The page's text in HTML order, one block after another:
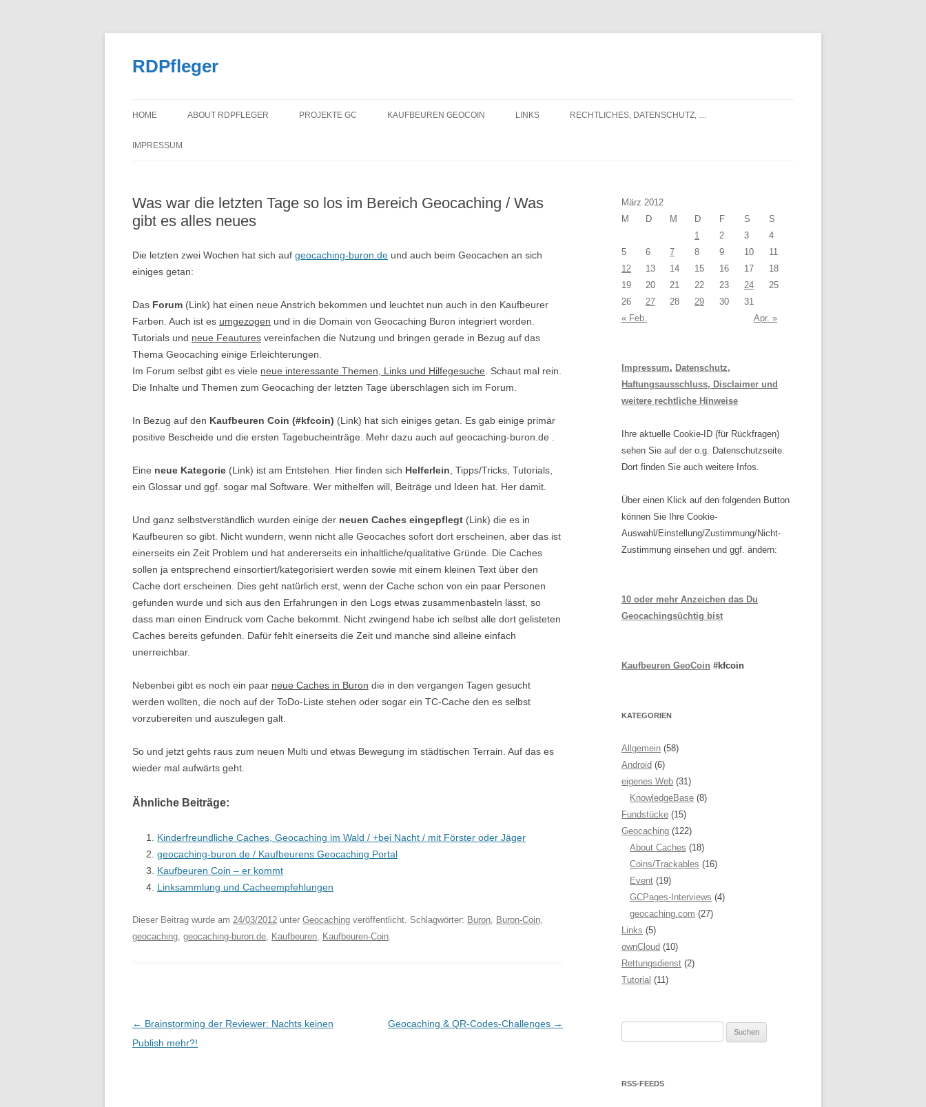
RDPfleger
HOME ABOUT RDPFLEGER PROJEKTE GC KAUFBEUREN GEOCOIN LINKS RECHTLICHES, DATENSCHUTZ, …
IMPRESSUM
Was war die letzten Tage so los im Bereich Geocaching / Was
gibt es alles neues
Die letzten zwei Wochen hat sich auf geocaching-buron.de und auch beim Geocachen an sich
einiges getan:
Das Forum (Link) hat einen neue Anstrich bekommen und leuchtet nun auch in den Kaufbeurer
Farben. Auch ist es umgezogen und in die Domain von Geocaching Buron integriert worden.
Tutorials und neue Feautures vereinfachen die Nutzung und bringen gerade in Bezug auf das
Thema Geocaching einige Erleichterungen.
Im Forum selbst gibt es viele neue interessante Themen, Links und Hilfegesuche . Schaut mal rein.
Die Inhalte und Themen zum Geocaching der letzten Tage überschlagen sich im Forum.
In Bezug auf den Kaufbeuren Coin (#kfcoin) (Link) hat sich einiges getan. Es gab einige primär
positive Bescheide und die ersten Tagebucheinträge. Mehr dazu auch auf geocaching-buron.de .
Eine neue Kategorie (Link) ist am Entstehen. Hier finden sich Helferlein , Tipps/Tricks, Tutorials,
ein Glossar und ggf. sogar mal Software. Wer mithelfen will, Beiträge und Ideen hat. Her damit.
Und ganz selbstverständlich wurden einige der neuen Caches eingepflegt (Link) die es in
Kaufbeuren so gibt. Nicht wundern, wenn nicht alle Geocaches sofort dort erscheinen, aber das ist
einerseits ein Zeit Problem und hat andererseits ein inhaltliche/qualitative Gründe. Die Caches
sollen ja entsprechend einsortiert/kategorisiert werden sowie mit einem kleinen Text über den
Cache dort erscheinen. Dies geht natürlich erst, wenn der Cache schon von ein paar Personen
gefunden wurde und sich aus den Erfahrungen in den Logs etwas zusammenbasteln lässt, so
dass man einen Eindruck vom Cache bekommt. Nicht zwingend habe ich selbst alle dort gelisteten
Caches bereits gefunden. Dafür fehlt einerseits die Zeit und manche sind alleine einfach
unerreichbar.
Nebenbei gibt es noch ein paar neue Caches in Buron die in den vergangen Tagen gesucht
werden wollten, die noch auf der ToDo-Liste stehen oder sogar ein TC-Cache den es selbst
vorzubereiten und auszulegen galt.
So und jetzt gehts raus zum neuen Multi und etwas Bewegung im städtischen Terrain. Auf das es
wieder mal aufwärts geht.
Ähnliche Beiträge:
Kinderfreundliche Caches, Geocaching im Wald / +bei Nacht / mit Förster oder Jäger
geocaching-buron.de / Kaufbeurens Geocaching Portal
Kaufbeuren Coin – er kommt
Linksammlung und Cacheempfehlungen
Dieser Beitrag wurde am 24/03/2012 unter Geocaching veröffentlicht. Schlagwörter: Buron, Buron-Coin,
geocaching, geocaching-buron.de, Kaufbeuren, Kaufbeuren-Coin.
Beitragsnavigation
← Brainstorming der Reviewer: Nachts keinen
Publish mehr?!
Geocaching & QR-Codes-Challenges →
März 2012
M
D M D F S
S
1
2 3
4
5
6 7 8 9 10
11
12
13 14 15 16 17
18
19
20 21 22 23 24
25
26
27 28 29 30
31
« Feb.
Apr. »
Impressum, Datenschutz,
Haftungsausschluss, Disclaimer und
weitere rechtliche Hinweise
Ihre aktuelle Cookie-ID (für Rückfragen)
sehen Sie auf der o.g. Datenschutzseite.
Dort finden Sie auch weitere Infos.
Über einen Klick auf den folgenden Button
können Sie Ihre Cookie-
Auswahl/Einstellung/Zustimmung/Nicht-
Zustimmung einsehen und ggf. ändern:
10 oder mehr Anzeichen das Du
Geocachingsüchtig bist
Kaufbeuren GeoCoin #kfcoin
KATEGORIEN
Allgemein (58)
Android (6)
eigenes Web (31)
KnowledgeBase (8)
Fundstücke (15)
Geocaching (122)
About Caches (18)
Coins/Trackables (16)
Event (19)
GCPages-Interviews (4)
geocaching.com (27)
Links (5)
ownCloud (10)
Rettungsdienst (2)
Tutorial (11)
RSS-FEEDS